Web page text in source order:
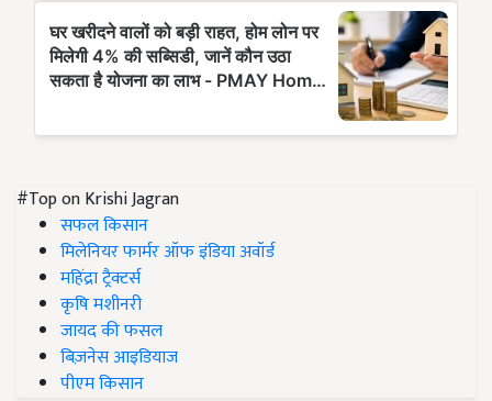
#Top on Krishi Jagran
सफल किसान
मिलेनियर फार्मर ऑफ इंडिया अवॉर्ड
महिंद्रा ट्रैक्टर्स
कृषि मशीनरी
जायद की फसल
बिज़नेस आइडियाज
पीएम किसान